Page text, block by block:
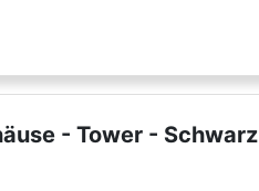
- Tower - Schwarz